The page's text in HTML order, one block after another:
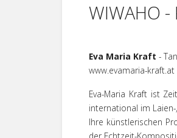
WIWAHO -
Eva Maria Kraft -
www.evamaria-kraft.at
Eva-Maria Kraft ist
international im
Ihre künstlerischen